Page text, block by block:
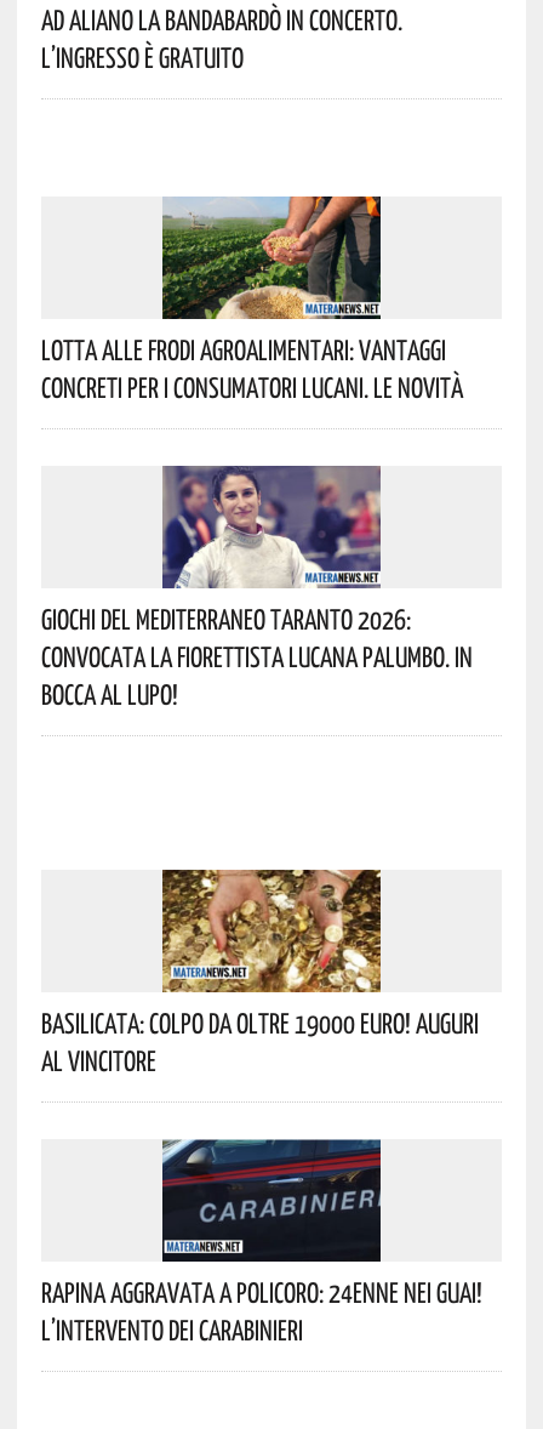
Ad Aliano La Bandabardò In Concerto.
L’ingresso È Gratuito
Lotta Alle Frodi Agroalimentari: Vantaggi
Concreti Per I Consumatori Lucani. Le Novità
Giochi Del Mediterraneo Taranto 2026:
Convocata La Fiorettista Lucana Palumbo. In
Bocca Al Lupo!
Basilicata: Colpo Da Oltre 19000 Euro! Auguri
Al Vincitore
Rapina Aggravata A Policoro: 24enne Nei Guai!
L’intervento Dei Carabinieri